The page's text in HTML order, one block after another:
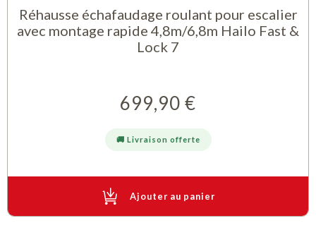
Réhausse échafaudage roulant pour escalier
avec montage rapide 4,8m/6,8m Hailo Fast &
Lock 7
Prix
699,90 €
🚚 Livraison offerte
Ajouter au panier